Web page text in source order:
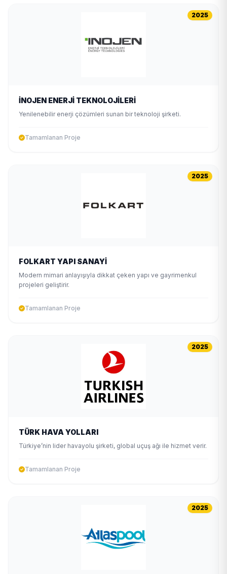
2025
İNOJEN ENERJİ TEKNOLOJİLERİ
Yenilenebilir enerji çözümleri sunan bir teknoloji şirketi.
Tamamlanan Proje
2025
FOLKART YAPI SANAYİ
Modern mimari anlayışıyla dikkat çeken yapı ve gayrimenkul
projeleri geliştirir.
Tamamlanan Proje
2025
TÜRK HAVA YOLLARI
Türkiye’nin lider havayolu şirketi, global uçuş ağı ile hizmet verir.
Tamamlanan Proje
2025